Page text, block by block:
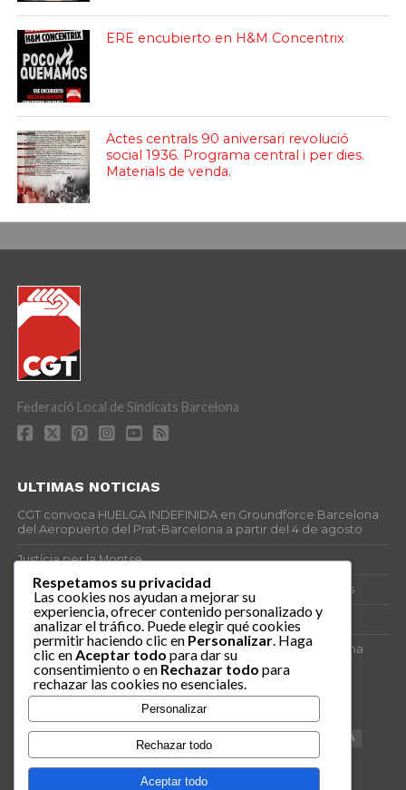
ERE encubierto en H&M Concentrix
Actes centrals 90 aniversari revolució
social 1936. Programa central i per dies.
Materials de venda.
Federació Local de Sindicats Barcelona
ULTIMAS NOTICIAS
CGT convoca HUELGA INDEFINIDA en Groundforce Barcelona
del Aeropuerto del Prat-Barcelona a partir del 4 de agosto
Justícia per la Montse
25J – Día Mundial para la Prevención de los Ahogamientos
ERE encubierto en H&M Concentrix
Actes centrals 90 aniversari revolució social 1936. Programa
central i per dies. Materials de venda.
TELEMARKETING NETEJA
CONFERENCIA
DOCUMENTAL
SANITAT CATSALUT 061 ANTI-MWC
Respetamos su privacidad
Las cookies nos ayudan a mejorar su
experiencia, ofrecer contenido personalizado y
analizar el tráfico. Puede elegir qué cookies
permitir haciendo clic en Personalizar . Haga
clic en Aceptar todo para dar su
consentimiento o en Rechazar todo para
rechazar las cookies no esenciales.
Personalizar
Rechazar todo
Aceptar todo